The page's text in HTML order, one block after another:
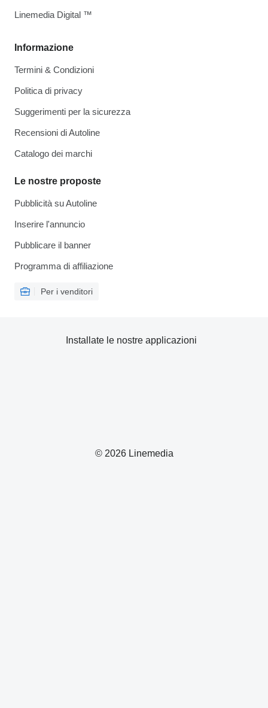
Informazione
Termini & Condizioni
Politica di privacy
Suggerimenti per la sicurezza
Recensioni di Autoline
Catalogo dei marchi
Le nostre proposte
Pubblicità su Autoline
Inserire l'annuncio
Pubblicare il banner
Programma di affiliazione
Per i venditori
Linemedia Digital ™
© 2026 Linemedia
Installate le nostre applicazioni